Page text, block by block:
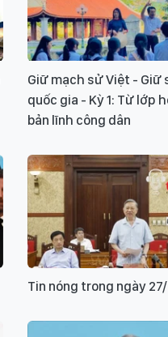
Giữ mạch sử Việt - Giữ
quốc gia - Kỳ 1: Từ lớp
bản lĩnh công dân
Tin nóng trong ngày